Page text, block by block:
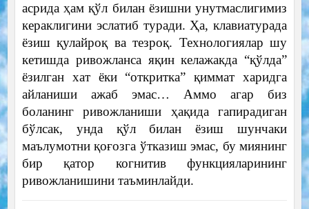
асрида ҳам қўл билан ёзишни унутмаслигимиз
кераклигини эслатиб туради. Ҳа, клавиатурада
ёзиш қулайроқ ва тезроқ. Технологиялар шу
кетишда ривожланса яқин келажакда “қўлда”
ёзилган хат ёки “откритка” қиммат харидга
айланиши ажаб эмас… Аммо агар биз
боланинг ривожланиши ҳақида гапирадиган
бўлсак, унда қўл билан ёзиш шунчаки
маълумотни қоғозга ўтказиш эмас, бу миянинг
бир қатор когнитив функцияларининг
ривожланишини таъминлайди.